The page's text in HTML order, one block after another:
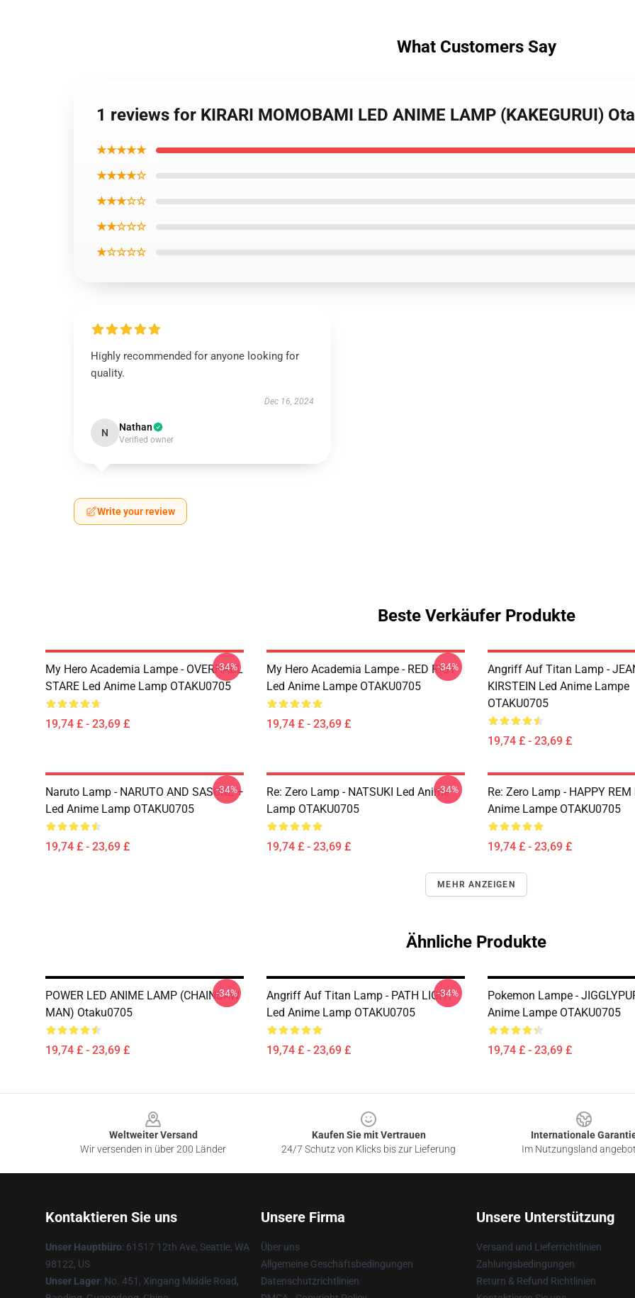
What Customers Say
1 reviews for KIRARI MOMOBAMI LED ANIME LAMP (KAKEGURUI)
★★★★★
★★★★☆
★★★☆☆
★★☆☆☆
★☆☆☆☆
Highly recommended for anyone looking for
quality.
Dec 16, 2024
N Nathan
Verified owner
Write your review
Beste Verkäufer Produkte
My Hero Academia Lampe - OVERHAUL
STARE Led Anime Lamp OTAKU0705
19,74 £ - 23,69 £
-34%
My Hero Academia Lampe - RED RIOT
Led Anime Lampe OTAKU0705
19,74 £ - 23,69 £
-34%
Angriff Auf Titan Lamp -
KIRSTEIN Led Anime Lampe
OTAKU0705
19,74 £ - 23,69 £
Naruto Lamp - NARUTO AND SASUKE +
Led Anime Lamp OTAKU0705
19,74 £ - 23,69 £
-34%
Re: Zero Lamp - NATSUKI Led Anime
Lamp OTAKU0705
19,74 £ - 23,69 £
-34%
Re: Zero Lamp - HAPPY REM
Anime Lampe OTAKU0705
19,74 £ - 23,69 £
MEHR ANZEIGEN
Ähnliche Produkte
POWER LED ANIME LAMP (CHAINSAW
MAN) Otaku0705
19,74 £ - 23,69 £
-34%
Angriff Auf Titan Lamp - PATH LIGHT
Led Anime Lamp OTAKU0705
19,74 £ - 23,69 £
-34%
Pokemon Lampe -
Anime Lampe OTAKU0705
19,74 £ - 23,69 £
Weltweiter Versand
Wir versenden in über 200 Länder
Kaufen Sie mit Vertrauen
24/7 Schutz von Klicks bis zur Lieferung
Internationale
Im Nutzungsland
Kontaktieren Sie uns
Unser Hauptbüro: 61517 12th Ave, Seattle, WA
98122, US
Unser Lager: No. 451, Xingang Middle Road,
Unsere Firma
Über uns
Allgemeine Geschäftsbedingungen
Datenschutzrichtlinien
Unsere Unterstützung
Versand und Lieferrichtlinien
Zahlungsbedingungen
Return & Refund Richtlinien